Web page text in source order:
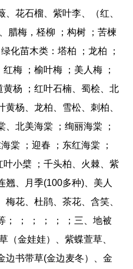
花石榴、紫叶李、（红、
腊梅，柽柳 ；构树 ；苦楝
化苗木类：塔柏 ；龙柏 ；
梅 ；榆叶梅 ；美人梅 ；
杨 ；红叶石楠、蜀桧、北
杨、龙柏、雪松、刺柏、
北美海棠 ；绚丽海棠 ；
棠 ；迎春 ；东红海棠 ；
小檗 ；千头柏、火棘、紫
翘、月季(100多种)、美人
花、杜鹃、茶花、含笑、
； ； ； ； ； ；三、地被
（金娃娃）、紫蝶萱草、
边书带草(金边麦冬）、金